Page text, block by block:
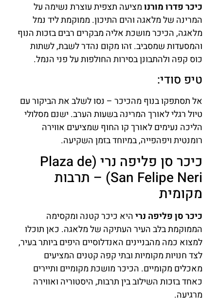
כיכר פדרו מורנומציעה תצפית עוצרת נשימה על
המרינה של מלאגה והים התיכון. ממוקמת ליד נמל
מלאגה, הכיכר מושכת אליה מבקרים רבים בזכות הנוף
והמסעדות שמסביב. זהו מקום נהדר לשבת, לשתות
כוס קפה ולהתבונן בסירות החולפות על פני הנמל.
טיפ סודי:
אל תסתפקו בנוף מהכיכר – נסו לשלב את הביקור עם
טיול רגלי לאורך המרינה בשעות הערב. ישנם מסלולי
הליכה נעימים לאורך קו החוף שמציעים אווירה
רומנטית ויפהפייה, במיוחד בזמן השקיעה.
כיכר סן פליפה נרי (Plaza de
San Felipe Neri) – תרבות
מקומית
כיכר סן פליפה נריהיא כיכר קטנה ומקסימה
הממוקמת בלב העיר העתיקה של מלאגה. כאן תוכלו
למצוא כמה מהבניינים האנדלוסיים היפים ביותר בעיר,
לצד חנויות מקומיות ובתי קפה קטנים המציעים
מאכלים מקומיים. הכיכר מושכת מקומיים ותיירים
כאחד בזכות השילוב בין תרבות, היסטוריה ואווירה
מרגיעה.